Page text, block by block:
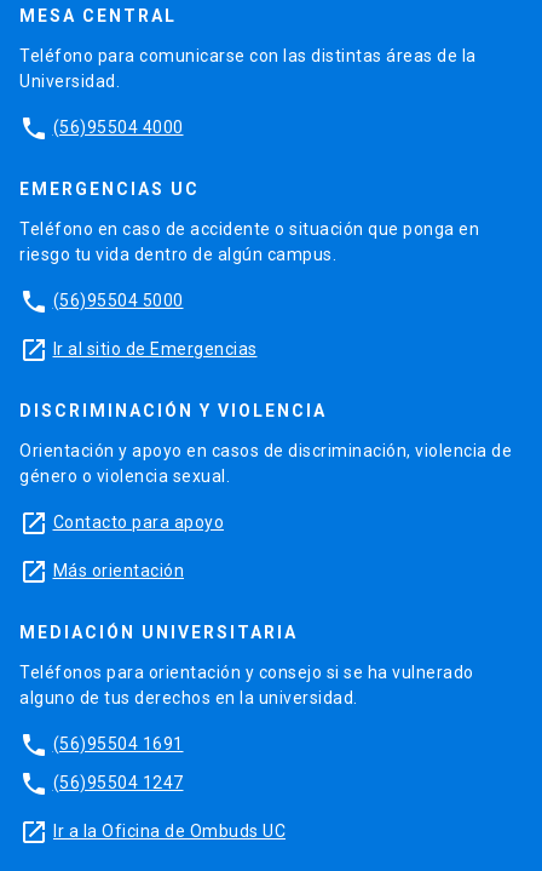
MESA CENTRAL
Teléfono para comunicarse con las distintas áreas de la
Universidad.
phone (56)95504 4000
EMERGENCIAS UC
Teléfono en caso de accidente o situación que ponga en
riesgo tu vida dentro de algún campus.
phone (56)95504 5000
launch Ir al sitio de Emergencias
DISCRIMINACIÓN Y VIOLENCIA
Orientación y apoyo en casos de discriminación, violencia de
género o violencia sexual.
launch Contacto para apoyo
launch Más orientación
MEDIACIÓN UNIVERSITARIA
Teléfonos para orientación y consejo si se ha vulnerado
alguno de tus derechos en la universidad.
phone (56)95504 1691
phone (56)95504 1247
launch Ir a la Oficina de Ombuds UC